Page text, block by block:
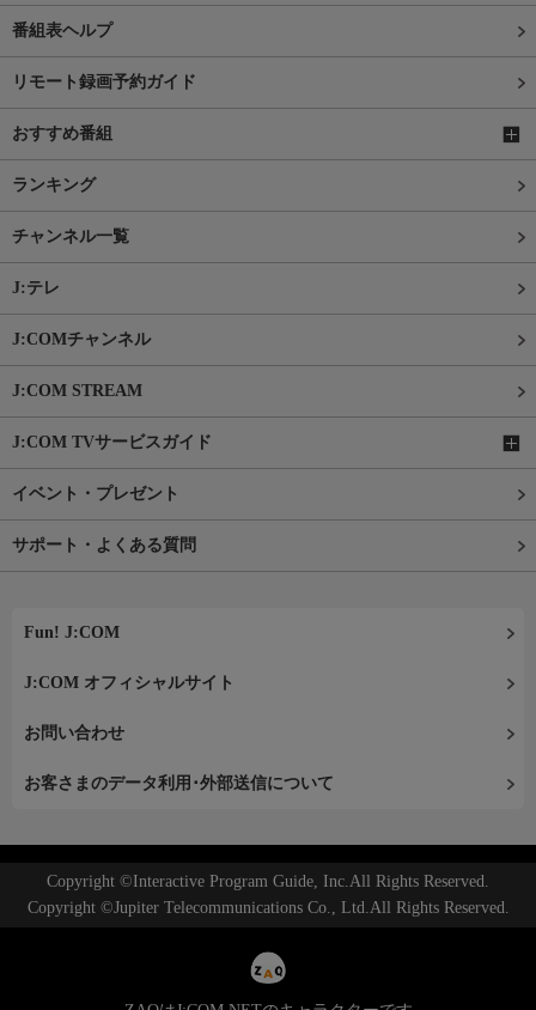
番組表ヘルプ
リモート録画予約ガイド
おすすめ番組
ランキング
チャンネル一覧
J:テレ
J:COMチャンネル
J:COM STREAM
J:COM TVサービスガイド
イベント・プレゼント
サポート・よくある質問
Fun! J:COM
J:COM オフィシャルサイト
お問い合わせ
お客さまのデータ利用･外部送信について
Copyright ©Interactive Program Guide, Inc.All Rights Reserved.
Copyright ©Jupiter Telecommunications Co., Ltd.All Rights Reserved.